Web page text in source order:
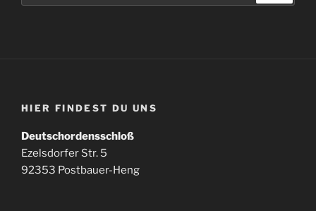
HIER FINDEST DU UNS
Deutschordensschloß
Ezelsdorfer Str. 5
92353 Postbauer-Heng